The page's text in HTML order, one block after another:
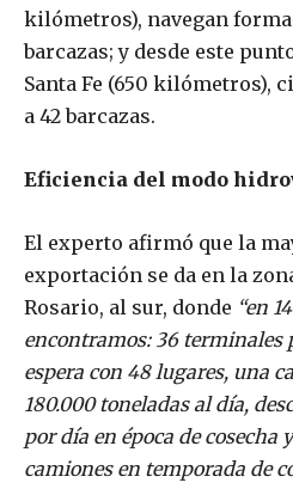
kilómetros), navegan
barcazas; y desde este
Santa Fe (650 kilómetros),
a 42 barcazas.
Eficiencia del modo
El experto afirmó que la
exportación se da en la
Rosario, al sur, donde “en
encontramos: 36 terminales
espera con 48 lugares, una
180.000 toneladas al día,
por día en época de cosecha
camiones en temporada de